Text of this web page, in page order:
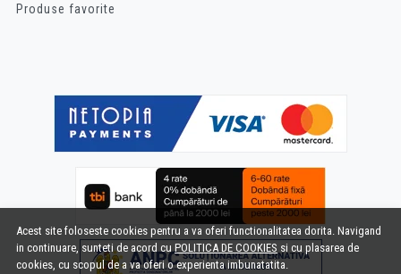
Acest site foloseste cookies pentru a va oferi functionalitatea dorita. Navigand
in continuare, sunteti de acord cuPOLITICA DE COOKIES si cu plasarea de
cookies, cu scopul de a va oferi o experienta imbunatatita.
Produse favorite